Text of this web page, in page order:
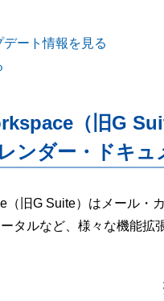
ート情報を見る
（旧G
ンダー・ドキ
（旧G Suite）はメール・
タルなど、様々な機能拡